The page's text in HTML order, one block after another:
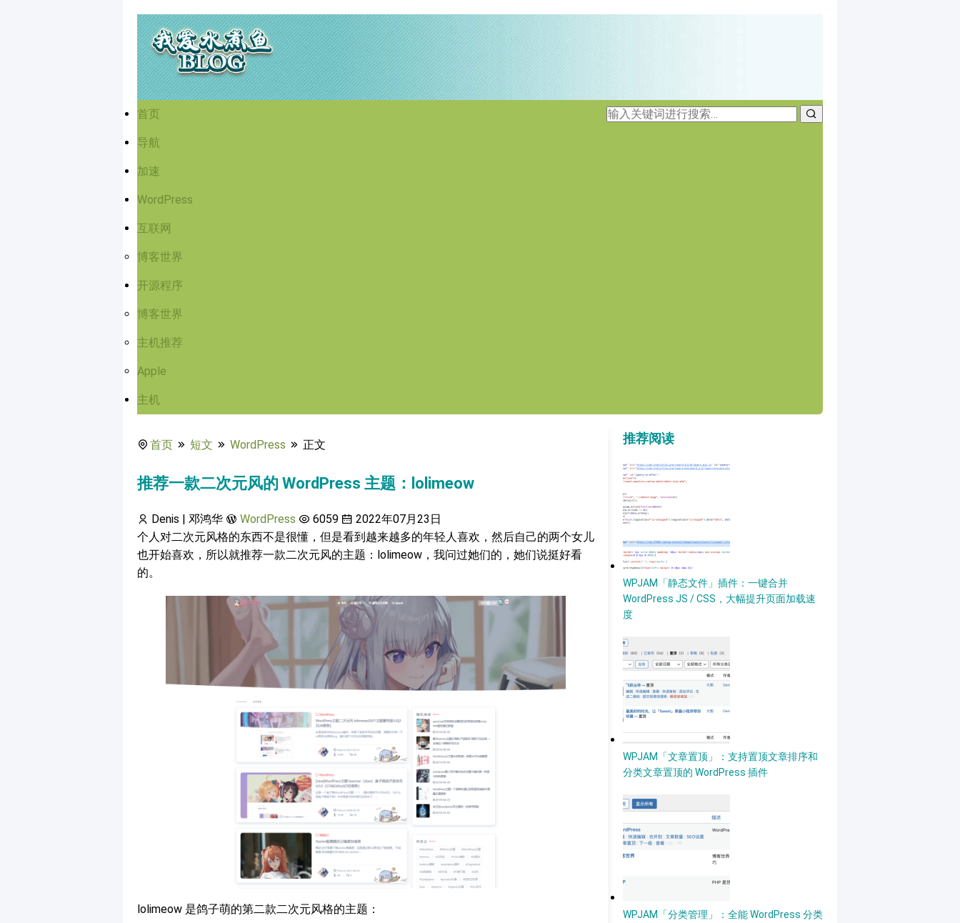
首页
导航
加速
WordPress
互联网
博客世界
开源程序
博客世界
主机推荐
Apple
主机
首页 短文 WordPress 正文
推荐一款二次元风的 WordPress 主题：lolimeow
Denis | 邓鸿华 WordPress 6059
2022年07月23日
个人对二次元风格的东西不是很懂，但是看到越来越多的年轻人喜欢，然后自己的两个女儿
也开始喜欢，所以就推荐一款二次元风的主题：lolimeow，我问过她们的，她们说挺好看
的。
lolimeow 是鸽子萌的第二款二次元风格的主题：
推荐阅读
WPJAM「静态文件」插件：一键合并
WordPress JS / CSS，大幅提升页面加载速
度
WPJAM「文章置顶」：支持置顶文章排序和
分类文章置顶的 WordPress 插件
WPJAM「分类管理」：全能 WordPress 分类